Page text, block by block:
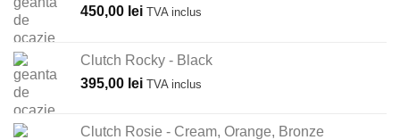
450,00 lei TVA inclus
Clutch Rocky - Black
395,00 lei TVA inclus
Clutch Rosie - Cream, Orange, Bronze